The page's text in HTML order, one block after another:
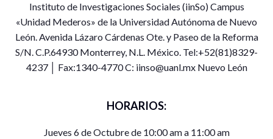
Instituto de Investigaciones Sociales (iinSo) Campus
«Unidad Mederos» de la Universidad Autónoma de Nuevo
León. Avenida Lázaro Cárdenas Ote. y Paseo de la Reforma
S/N. C.P.64930 Monterrey, N.L. México. Tel:+52(81)8329-
4237 │ Fax:1340-4770 C: iinso@uanl.mx Nuevo León
HORARIOS:
Jueves 6 de Octubre de 10:00 am a 11:00 am